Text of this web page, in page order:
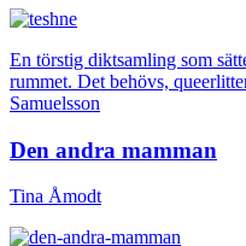
En törstig diktsamling som
rummet. Det behövs,
Samuelsson
Den andra mamman
Tina Åmodt